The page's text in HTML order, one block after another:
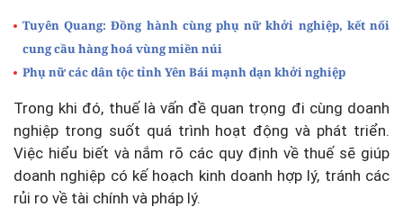
Tuyên Quang: Đồng hành cùng phụ nữ khởi nghiệp, kết nối
cung cầu hàng hoá vùng miền núi
Phụ nữ các dân tộc tỉnh Yên Bái mạnh dạn khởi nghiệp
Trong khi đó, thuế là vấn đề quan trọng đi cùng doanh
nghiệp trong suốt quá trình hoạt động và phát triển.
Việc hiểu biết và nắm rõ các quy định về thuế sẽ giúp
doanh nghiệp có kế hoạch kinh doanh hợp lý, tránh các
rủi ro về tài chính và pháp lý.